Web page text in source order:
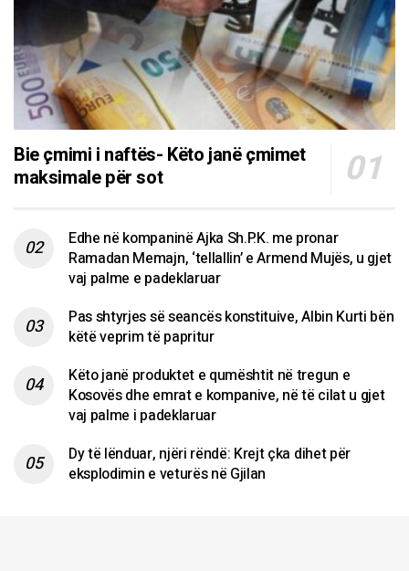
Bie çmimi i naftës- Këto janë çmimet
maksimale për sot
Edhe në kompaninë Ajka Sh.P.K. me pronar
Ramadan Memajn, ‘tellallin’ e Armend Mujës, u gjet
vaj palme e padeklaruar
Pas shtyrjes së seancës konstituive, Albin Kurti bën
këtë veprim të papritur
Këto janë produktet e qumështit në tregun e
Kosovës dhe emrat e kompanive, në të cilat u gjet
vaj palme i padeklaruar
Dy të lënduar, njëri rëndë: Krejt çka dihet për
eksplodimin e veturës në Gjilan